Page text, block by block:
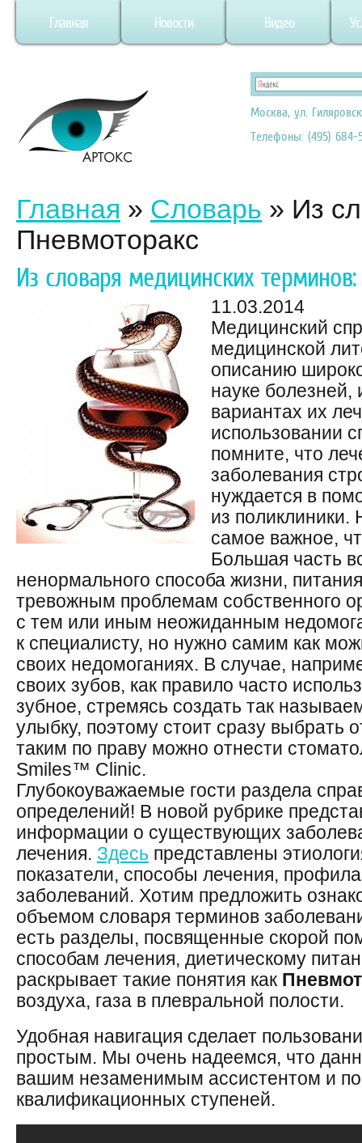
Главная Новости Видео
Москва, ул.
Телефоны: (495) 684-
Главная » Словарь » Из
Пневмоторакс
Из словаря медицинских
11.03.2014
Медицинский
медицинской
описанию
науке болезней,
вариантах их
использовании
помните, что
заболевания
нуждается в
из
самое важное,
Большая часть
ненормального способа жизни,
тревожным проблемам собственного
c тем или иным неожиданным
к специалисту, но нужно самим как
своих недомоганиях. В случае,
своих зубов, как правило часто
зубное, стремясь создать так
улыбку, поэтому стоит сразу выбрать
таким по праву можно отнести
Smiles™ Clinic.
Глубокоуважаемые гости раздела
определений! В новой рубрике
информации о существующих
лечения. Здесь представлены
показатели, способы лечения,
заболеваний. Хотим предложить
объемом словаря терминов
есть разделы, посвященные скорой
способам лечения, диетическому
раскрывает такие понятия как
воздуха, газа в плевральной полости.
Удобная навигация сделает
простым. Мы очень надеемся, что
вашим незаменимым ассистентом и
квалификационных ступеней.